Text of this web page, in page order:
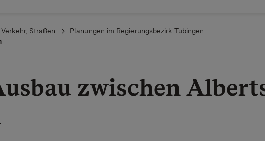
Straßen
Planungen im Regierungsbezirk Tübingen
zwischen